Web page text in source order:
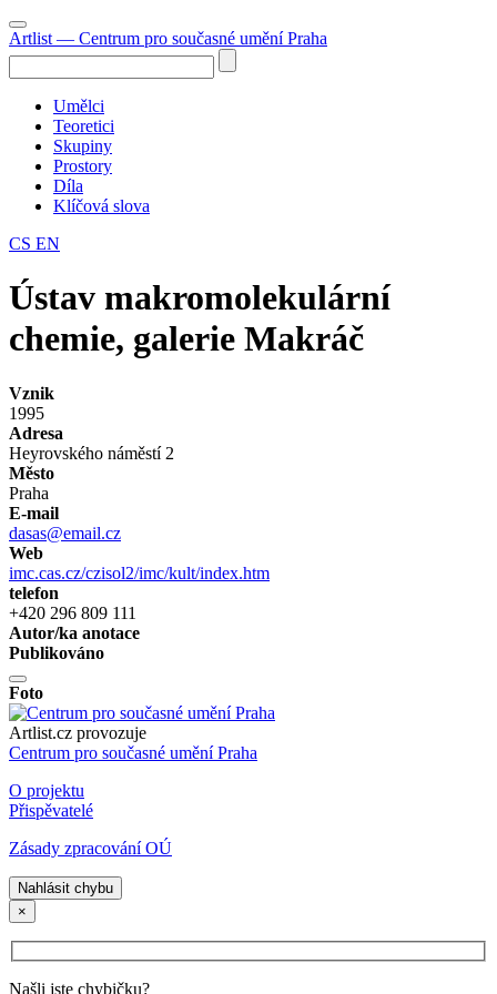
Artlist — Centrum pro současné umění Praha
Umělci
Teoretici
Skupiny
Prostory
Díla
Klíčová slova
CS EN
Ústav makromolekulární
chemie, galerie Makráč
Vznik
1995
Adresa
Heyrovského náměstí 2
Město
Praha
E-mail
dasas@email.cz
Web
imc.cas.cz/czisol2/imc/kult/index.htm
telefon
+420 296 809 111
Autor/ka anotace
Publikováno
Foto
Artlist.cz provozuje
Centrum pro současné umění Praha
O projektu
Přispěvatelé
Zásady zpracování OÚ
Nahlásit chybu
×
Našli jste chybičku?